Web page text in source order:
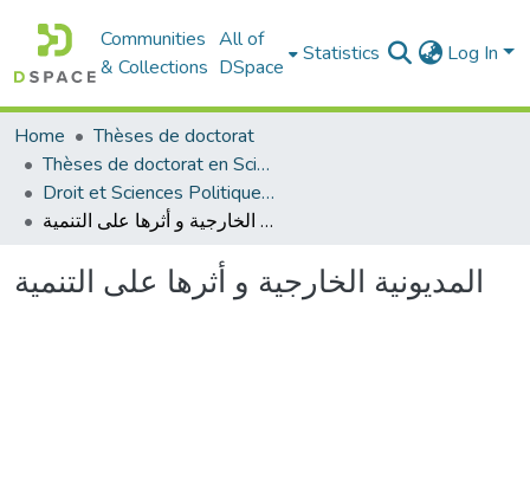
Communities
& Collections
All of
DSpace
Statistics Log In
Home
Thèses de doctorat
Thèses de doctorat en Sciences
Droit et Sciences Politiques - الحقوق و العلوم السياسية
المدیونیة الخارجیة و أثرھا على التنمیة
المدیونیة الخارجیة و أثرھا على التنمیة